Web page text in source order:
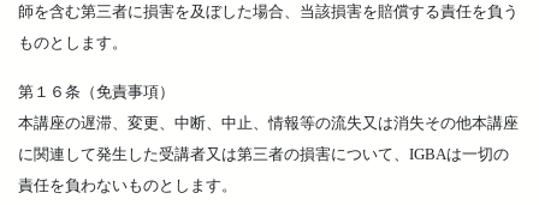
師を含む第三者に損害を及ぼした場合、当該損害を賠償する責任を負う
ものとします。
第１６条（免責事項）
本講座の遅滞、変更、中断、中止、情報等の流失又は消失その他本講座
に関連して発生した受講者又は第三者の損害について、IGBAは一切の
責任を負わないものとします。